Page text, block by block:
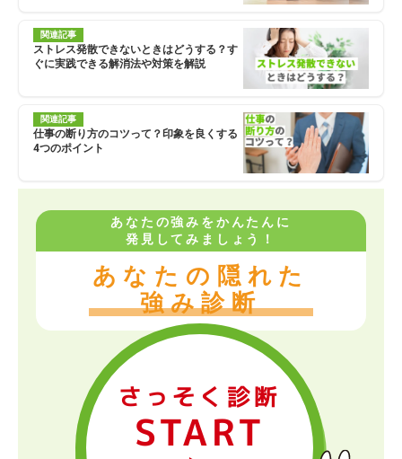
関連記事
ストレス発散できないときはどうする？す
ぐに実践できる解消法や対策を解説
関連記事
仕事の断り方のコツって？印象を良くする
4つのポイント
あなたの強みをかんたんに
発見してみましょう！
あなたの隠れた
強み診断
さっそく診断
START